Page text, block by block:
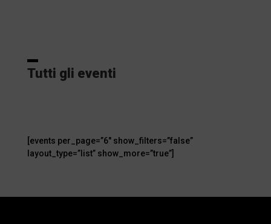
Tutti gli eventi
[events per_page=”6″ show_filters=”false”
layout_type=”list” show_more=”true”]